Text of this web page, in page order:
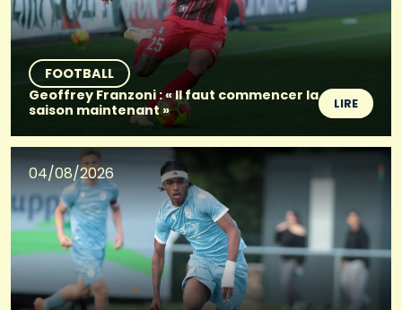
FOOTBALL
Geoffrey Franzoni : « Il faut commencer la
saison maintenant »
LIRE
04/08/2026